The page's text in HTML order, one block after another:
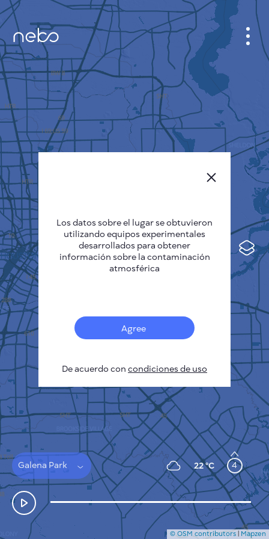
Sensores
Manchas térmicas
Viento
Galena Park 22 °C 4
GABINETE
PLANO DE LA CIUDAD
SENSOR NEBO
QUIÉNES SOMOS
Deutsch
Español
Français
CÓMO FUNCIONA
POLÍTICA DE PRIVACIDAD
CONDICIONES GENERALES
GUÍA DE INSTALACIÓN
API
FAQ
CONTACTE CON NOSOTROS
© OSM contributors | Mapzen
Los datos sobre el lugar se obtuvieron
utilizando equipos experimentales
desarrollados para obtener
información sobre la contaminación
atmosférica
Agree
De acuerdo con condiciones de uso